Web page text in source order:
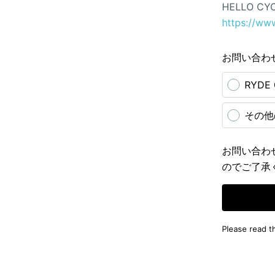
HELLO
https://
お問い合わ
RYDE
その
お問い合わ
のでご了承
Please read